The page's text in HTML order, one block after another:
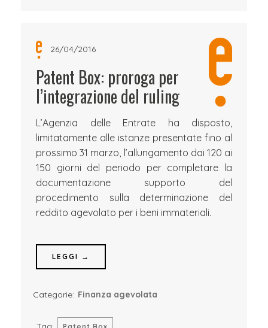
26/04/2016
Patent Box: proroga per
l’integrazione del ruling
L’Agenzia delle Entrate ha disposto,
limitatamente alle istanze presentate fino al
prossimo 31 marzo, l’allungamento dai 120 ai
150 giorni del periodo per completare la
documentazione supporto del
procedimento sulla determinazione del
reddito agevolato per i beni immateriali.
LEGGI →
Categorie: Finanza agevolata